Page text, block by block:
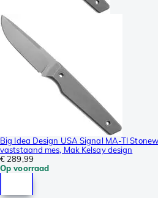
Big Idea Design USA Signal MA-TI
vaststaand mes, Mak Kelsay design
€ 289,99
Op voorraad